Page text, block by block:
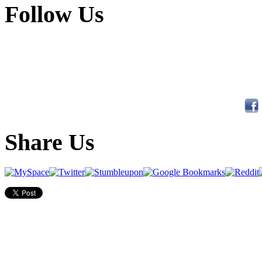
Follow Us
Share Us